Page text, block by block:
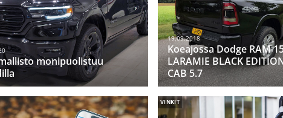
monipuolistuu
19.09.2018
Koeajossa Dodge RAM
LARAMIE BLACK
CAB 5.7
VINKIT